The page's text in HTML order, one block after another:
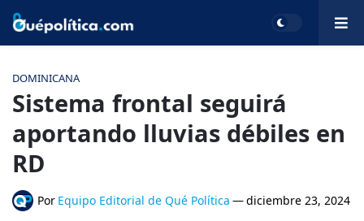
DOMINICANA
Sistema frontal seguirá
aportando lluvias débiles en
RD
Por Equipo Editorial de Qué Política —diciembre 23, 2024